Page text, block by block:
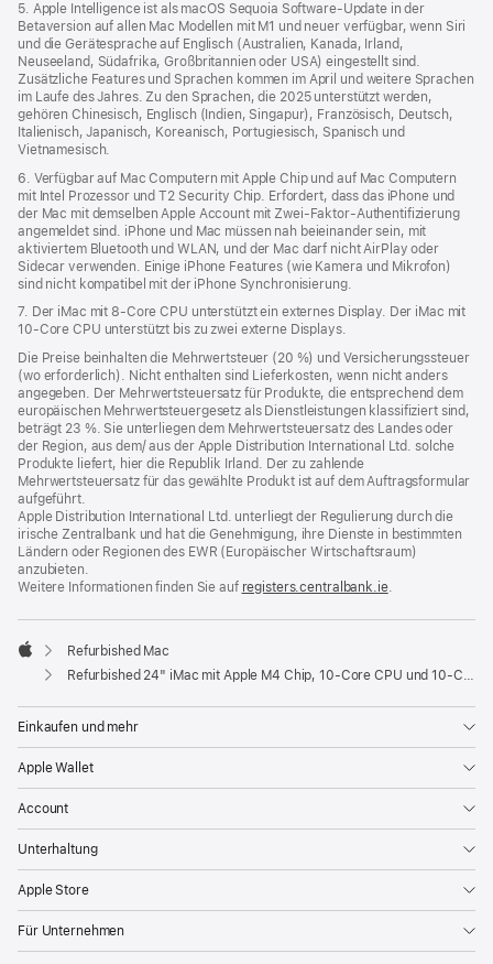
5. Apple Intelligence ist als macOS Sequoia Software-Update in der
Betaversion auf allen Mac Modellen mit M1 und neuer verfügbar, wenn Siri
und die Gerätesprache auf Englisch (Australien, Kanada, Irland,
Neuseeland, Südafrika, Großbritannien oder USA) eingestellt sind.
Zusätzliche Features und Sprachen kommen im April und weitere Sprachen
im Laufe des Jahres. Zu den Sprachen, die 2025 unterstützt werden,
gehören Chinesisch, Englisch (Indien, Singapur), Französisch, Deutsch,
Italienisch, Japanisch, Koreanisch, Portugiesisch, Spanisch und
Vietnamesisch.
6. Verfügbar auf Mac Computern mit Apple Chip und auf Mac Computern
mit Intel Prozessor und T2 Security Chip. Erfordert, dass das iPhone und
der Mac mit demselben Apple Account mit Zwei-Faktor-Authentifizierung
angemeldet sind. iPhone und Mac müssen nah beieinander sein, mit
aktiviertem Bluetooth und WLAN, und der Mac darf nicht AirPlay oder
Sidecar verwenden. Einige iPhone Features (wie Kamera und Mikrofon)
sind nicht kompatibel mit der iPhone Synchronisierung.
7. Der iMac mit 8‑Core CPU unterstützt ein externes Display. Der iMac mit
10‑Core CPU unterstützt bis zu zwei externe Displays.
Die Preise beinhalten die Mehrwertsteuer (20 %) und Versicherungssteuer
(wo erforderlich). Nicht enthalten sind Lieferkosten, wenn nicht anders
angegeben. Der Mehrwertsteuersatz für Produkte, die entsprechend dem
europäischen Mehrwertsteuergesetz als Dienstleistungen klassifiziert sind,
beträgt 23 %. Sie unterliegen dem Mehrwertsteuersatz des Landes oder
der Region, aus dem/ aus der Apple Distribution International Ltd. solche
Produkte liefert, hier die Republik Irland. Der zu zahlende
Mehrwertsteuersatz für das gewählte Produkt ist auf dem Auftragsformular
aufgeführt.
Apple Distribution International Ltd. unterliegt der Regulierung durch die
irische Zentralbank und hat die Genehmigung, ihre Dienste in bestimmten
Ländern oder Regionen des EWR (Europäischer Wirtschaftsraum)
anzubieten.
Weitere Informationen finden Sie auf registers.centralbank.ie(Öffnet
neues
.
Apple
Refurbished Mac
Refurbished 24" iMac mit Apple M4 Chip, 10‑Core CPU und 10‑Core GPU, Gigabit Ethernet, Nanotexturglas - Blau
Einkaufen und mehr
Apple Wallet
Account
Unterhaltung
Apple Store
Für Unternehmen